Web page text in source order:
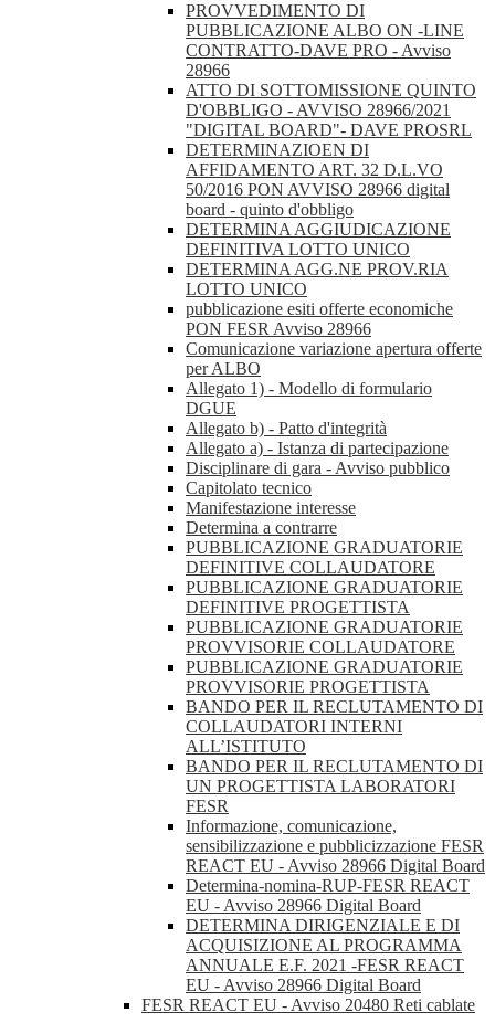
PROVVEDIMENTO DI
PUBBLICAZIONE ALBO ON -LINE
CONTRATTO-DAVE PRO - Avviso
28966
ATTO DI SOTTOMISSIONE QUINTO
D'OBBLIGO - AVVISO 28966/2021
"DIGITAL BOARD"- DAVE PROSRL
DETERMINAZIOEN DI
AFFIDAMENTO ART. 32 D.L.VO
50/2016 PON AVVISO 28966 digital
board - quinto d'obbligo
DETERMINA AGGIUDICAZIONE
DEFINITIVA LOTTO UNICO
DETERMINA AGG.NE PROV.RIA
LOTTO UNICO
pubblicazione esiti offerte economiche
PON FESR Avviso 28966
Comunicazione variazione apertura offerte
per ALBO
Allegato 1) - Modello di formulario
DGUE
Allegato b) - Patto d'integrità
Allegato a) - Istanza di partecipazione
Disciplinare di gara - Avviso pubblico
Capitolato tecnico
Manifestazione interesse
Determina a contrarre
PUBBLICAZIONE GRADUATORIE
DEFINITIVE COLLAUDATORE
PUBBLICAZIONE GRADUATORIE
DEFINITIVE PROGETTISTA
PUBBLICAZIONE GRADUATORIE
PROVVISORIE COLLAUDATORE
PUBBLICAZIONE GRADUATORIE
PROVVISORIE PROGETTISTA
BANDO PER IL RECLUTAMENTO DI
COLLAUDATORI INTERNI
ALL’ISTITUTO
BANDO PER IL RECLUTAMENTO DI
UN PROGETTISTA LABORATORI
FESR
Informazione, comunicazione,
sensibilizzazione e pubblicizzazione FESR
REACT EU - Avviso 28966 Digital Board
Determina-nomina-RUP-FESR REACT
EU - Avviso 28966 Digital Board
DETERMINA DIRIGENZIALE E DI
ACQUISIZIONE AL PROGRAMMA
ANNUALE E.F. 2021 -FESR REACT
EU - Avviso 28966 Digital Board
FESR REACT EU - Avviso 20480 Reti cablate